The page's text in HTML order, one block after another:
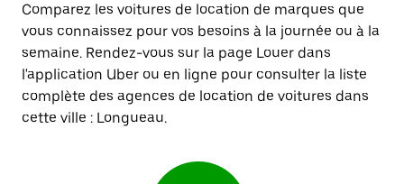
Comparez les voitures de location de marques que
vous connaissez pour vos besoins à la journée ou à la
semaine. Rendez-vous sur la page Louer dans
l'application Uber ou en ligne pour consulter la liste
complète des agences de location de voitures dans
cette ville : Longueau.